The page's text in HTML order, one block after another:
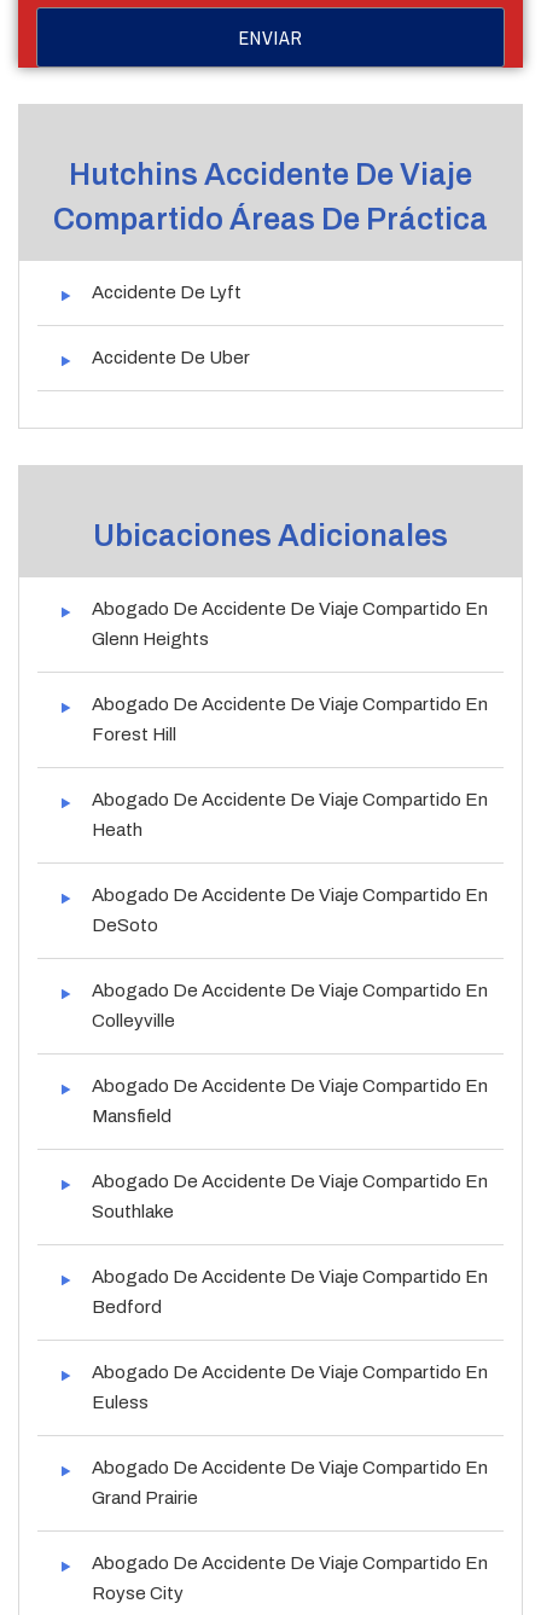
Hutchins Accidente De Viaje
Compartido Áreas De Práctica
Accidente De Lyft
Accidente De Uber
Ubicaciones Adicionales
Abogado De Accidente De Viaje Compartido En
Glenn Heights
Abogado De Accidente De Viaje Compartido En
Forest Hill
Abogado De Accidente De Viaje Compartido En
Heath
Abogado De Accidente De Viaje Compartido En
DeSoto
Abogado De Accidente De Viaje Compartido En
Colleyville
Abogado De Accidente De Viaje Compartido En
Mansfield
Abogado De Accidente De Viaje Compartido En
Southlake
Abogado De Accidente De Viaje Compartido En
Bedford
Abogado De Accidente De Viaje Compartido En
Euless
Abogado De Accidente De Viaje Compartido En
Grand Prairie
Abogado De Accidente De Viaje Compartido En
Royse City